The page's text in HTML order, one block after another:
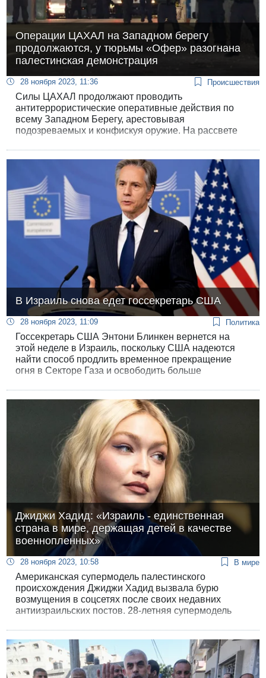
Операции ЦАХАЛ на Западном берегу
продолжаются, у тюрьмы «Офер» разогнана
палестинская демонстрация
28 ноября 2023, 11:36 Происшествия
Силы ЦАХАЛ продолжают проводить
антитеррористические оперативные действия по
всему Западном Берегу, арестовывая
подозреваемых и конфискуя оружие. На рассвете
палестинцев возле тюрьмы «Офер», куда будут
доставлены заключенные, предназначенные для
обмена в рамках сделки с ХАМАСом.
В Израиль снова едет госсекретарь США
28 ноября 2023, 11:09 Политика
Госсекретарь США Энтони Блинкен вернется на
этой неделе в Израиль, поскольку США надеются
найти способ продлить временное прекращение
огня в Секторе Газа и освободить больше
Джиджи Хадид: «Израиль - единственная
страна в мире, держащая детей в качестве
военнопленных»
28 ноября 2023, 10:58 В мире
Американская супермодель палестинского
происхождения Джиджи Хадид вызвала бурю
возмущения в соцсетях после своих недавних
антиизраильских постов. 28-летняя супермодель
похищал и унижал палестинцев за много-много лет
до внезапного нападения ХАМАСа 7 октября, а
также назвала Израиль единственной страной в
мире, держащей детей в качестве военнопленных.